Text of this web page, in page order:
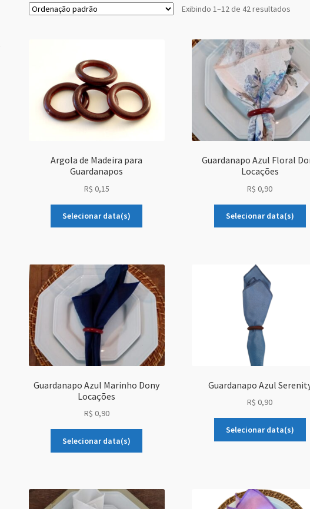
Exibindo 1–12 de 42 resultados
Argola de Madeira para
Guardanapos
R$ 0,15
Selecionar data(s)
Guardanapo Azul Floral
Locações
R$ 0,90
Selecionar data(s)
Guardanapo Azul Marinho Dony
Locações
R$ 0,90
Selecionar data(s)
Guardanapo Azul
R$ 0,90
Selecionar data(s)